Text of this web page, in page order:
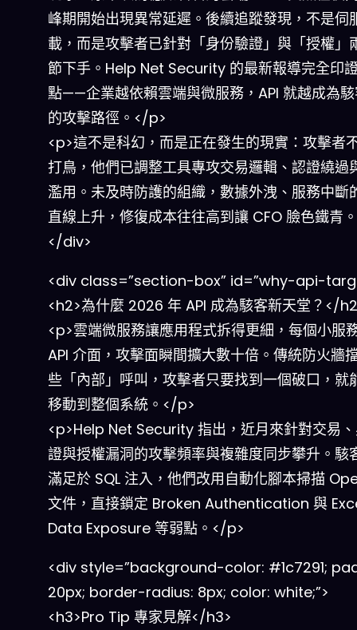
峰期開始出現異常延遲。後續追蹤發現，不是伺
載，而是攻擊者已針對「身份驗證」與「授權」
節下手。Help Net Security 的最新報導完全印
點——企業越依賴雲端與微服務，API 就越成為
的攻擊路徑。</p>
<p>這不是科幻，而是正在發生的現實：攻擊者
打鳥，他們已調整工具專攻交易邏輯、認證繞過
濫用。未及時防護的組織，數據外洩、服務中斷
直線上升，修復成本往往高到讓 CFO 臉色鐵青
</div>
<div class=”section-box” id=”why-api-
<h2>為什麼 2026 年 API 成為駭客新天堂？</
<p>雲端微服務讓應用程式拆得更細，每個小服
API 介面，攻擊面瞬間擴大數十倍。傳統防火牆
些「內部」呼叫，攻擊者只要找到一個破口，就
移動到整個系統。</p>
<p>Help Net Security 指出，近月來針對交易
證與授權漏洞的攻擊頻率與複雜度同步攀升。駭
滿足於 SQL 注入，他們改用自動化腳本掃描
文件，直接鎖定 Broken Authentication 與
Data Exposure 等弱點。</p>
<div style=”background-color: #1c7291;
20px; border-radius: 8px; color: white;”>
<h3>Pro Tip 專家見解</h3>